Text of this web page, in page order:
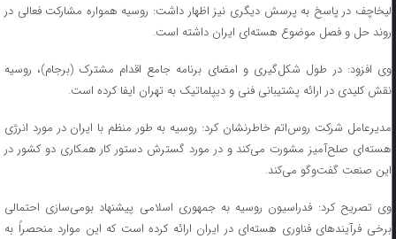
لیخاچف در پاسخ به پرسش دیگری نیز اظهار داشت:‌ روسیه همواره مشارکت فعالی در
روند حل و فصل موضوع هسته‌ای ایران داشته است.
وی افزود: در طول شکل‌گیری و امضای برنامه جامع اقدام مشترک (برجام)، روسیه
نقش کلیدی در ارائه پشتیبانی فنی و دیپلماتیک به تهران ایفا کرده است.
مدیرعامل شرکت روس‌اتم خاطرنشان کرد: روسیه به طور منظم با ایران در مورد انرژی
هسته‌ای صلح‌آمیز مشورت می‌کند و در مورد گسترش دستور کار همکاری دو کشور در
این صنعت گفت‌وگو می‌کند.
وی تصریح کرد:‌ فدراسیون روسیه به جمهوری اسلامی پیشنهاد بومی‌سازی احتمالی
برخی فرآیندهای فناوری هسته‌ای در ایران ارائه کرده است که این موارد منحصراً به